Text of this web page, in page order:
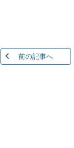
前の記事へ